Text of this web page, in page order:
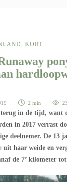
, KORT
2 min
in de tijd, want
in 2017 verrast
deelnemer. De 13
uit haar weide en
de 7e kilometer tot